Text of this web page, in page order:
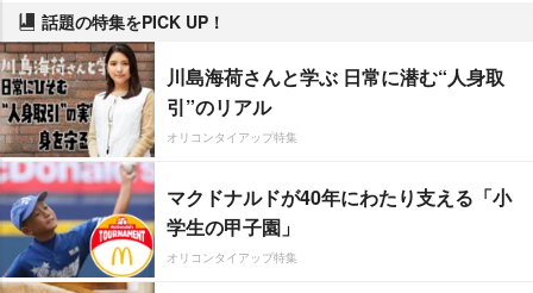
話題の特集をPICK UP！
川島海荷さんと学ぶ 日常に潜む“人身取
引”のリアル
オリコンタイアップ特集
マクドナルドが40年にわたり支える「小
学生の甲子園」
オリコンタイアップ特集